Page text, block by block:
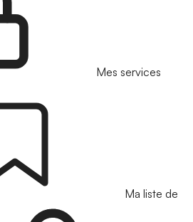
Mes services
Ma liste de